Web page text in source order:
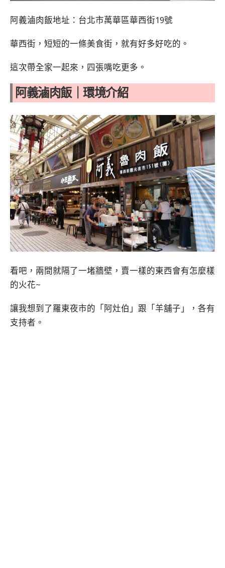
阿義滷肉飯地址：台北市萬華區華西街19號
華西街，短短的一條美食街，就有好多好吃的。
這次帶全家一起來，四張嘴吃更多。
阿義滷肉飯｜環境介紹
看吧，兩間就隔了一堵牆壁，賣一樣的東西會有怎麼樣
的火花~
讓我想到了羅東夜市的「阿灶伯」跟「羊舖子」，各有
支持者。